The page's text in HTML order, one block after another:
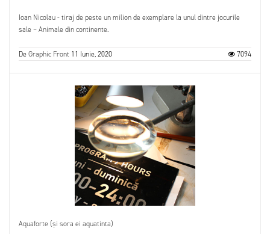
Ioan Nicolau - tiraj de peste un milion de exemplare la unul dintre jocurile
sale – Animale din continente.
DeGraphic Front 11 Iunie, 2020 7094
Aquaforte (și sora ei aquatinta)